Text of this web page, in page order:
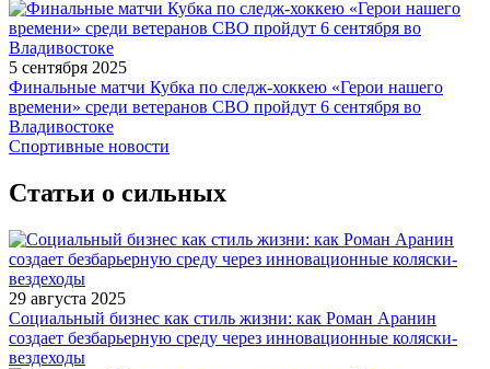
5 сентября 2025
Финальные матчи Кубка по следж-хоккею «Герои нашего
времени» среди ветеранов СВО пройдут 6 сентября во
Владивостоке
Спортивные новости
Статьи о сильных
29 августа 2025
Социальный бизнес как стиль жизни: как Роман Аранин
создает безбарьерную среду через инновационные коляски-
вездеходы